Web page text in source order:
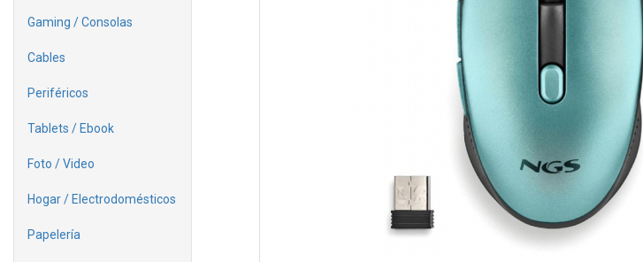
Gaming / Consolas
Cables
Periféricos
Tablets / Ebook
Foto / Video
Hogar / Electrodomésticos
Papelería